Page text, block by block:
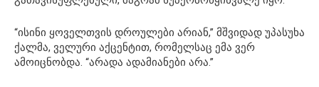
“ისინი ყოველთვის დროულები არიან,” მშვიდად უპასუხა
ქალმა, ველური აქცენტით, რომელსაც ემა ვერ
ამოიცნობდა. “არადა ადამიანები არა.”